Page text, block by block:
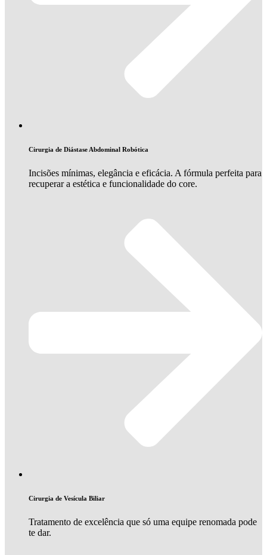
Cirurgia de Diástase Abdominal Robótica
Incisões mínimas, elegância e eficácia. A fórmula perfeita para
recuperar a estética e funcionalidade do core.
Cirurgia de Vesícula Biliar
Tratamento de excelência que só uma equipe renomada pode
te dar.